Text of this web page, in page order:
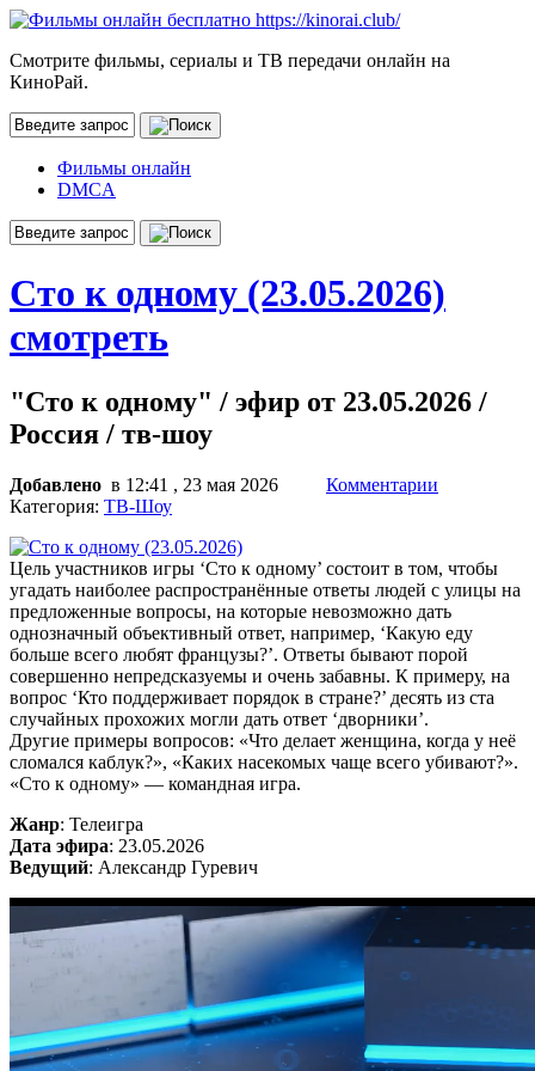
Смотрите фильмы, сериалы и ТВ передачи онлайн на
КиноРай.
Фильмы онлайн
DMCA
Сто к одному (23.05.2026)
смотреть
"Сто к одному" / эфир от 23.05.2026 /
Россия / тв-шоу
Добавлено в 12:41 , 23 мая 2026
Комментарии
Категория: ТВ-Шоу
Цель участников игры ‘Сто к одному’ состоит в том, чтобы
угадать наиболее распространённые ответы людей с улицы на
предложенные вопросы, на которые невозможно дать
однозначный объективный ответ, например, ‘Какую еду
больше всего любят французы?’. Ответы бывают порой
совершенно непредсказуемы и очень забавны. К примеру, на
вопрос ‘Кто поддерживает порядок в стране?’ десять из ста
случайных прохожих могли дать ответ ‘дворники’.
Другие примеры вопросов: «Что делает женщина, когда у неё
сломался каблук?», «Каких насекомых чаще всего убивают?».
«Сто к одному» — командная игра.
Жанр: Телеигра
Дата эфира: 23.05.2026
Ведущий: Александр Гуревич